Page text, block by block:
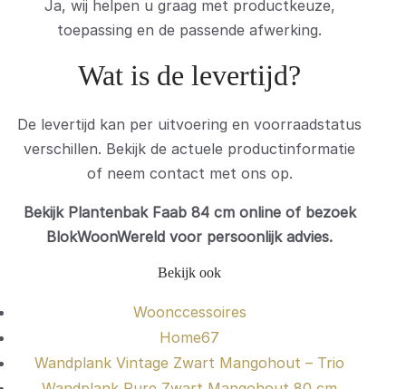
Ja, wij helpen u graag met productkeuze,
toepassing en de passende afwerking.
Wat is de levertijd?
De levertijd kan per uitvoering en voorraadstatus
verschillen. Bekijk de actuele productinformatie
of neem contact met ons op.
Bekijk Plantenbak Faab 84 cm online of bezoek
BlokWoonWereld voor persoonlijk advies.
Bekijk ook
Woonccessoires
Home67
Wandplank Vintage Zwart Mangohout – Trio